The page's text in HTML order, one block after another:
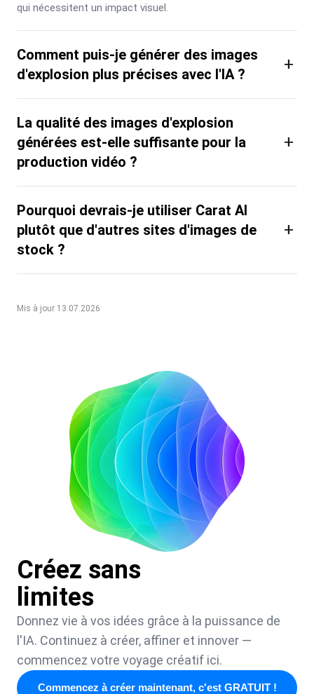
qui nécessitent un impact visuel.
Comment puis-je générer des images
d'explosion plus précises avec l'IA ?
+
La qualité des images d'explosion
générées est-elle suffisante pour la
production vidéo ?
+
Pourquoi devrais-je utiliser Carat AI
plutôt que d'autres sites d'images de
stock ?
+
Mis à jour 13.07.2026
Créez sans
limites
Donnez vie à vos idées grâce à la puissance de
l'IA. Continuez à créer, affiner et innover —
commencez votre voyage créatif ici.
Commencez à créer maintenant, c'est GRATUIT !